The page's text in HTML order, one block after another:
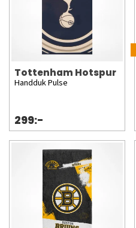
Tottenham Hotspur
Handduk Pulse
299:-